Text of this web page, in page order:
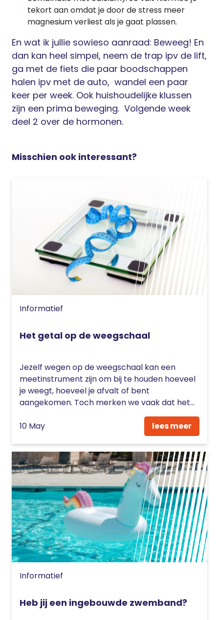
tekort aan omdat je door de stress meer
magnesium verliest als je gaat plassen.
En wat ik jullie sowieso aanraad: Beweeg! En
dan kan heel simpel, neem de trap ipv de lift,
ga met de fiets die paar boodschappen
halen ipv met de auto, wandel een paar
keer per week. Ook huishoudelijke klussen
zijn een prima beweging. Volgende week
deel 2 over de hormonen.
Misschien ook interessant?
Informatief
Het getal op de weegschaal
Jezelf wegen op de weegschaal kan een
meetinstrument zijn om bij te houden hoeveel
je weegt, hoeveel je afvalt of bent
aangekomen. Toch merken we vaak dat het...
10 May lees meer
Informatief
Heb jij een ingebouwde zwemband?